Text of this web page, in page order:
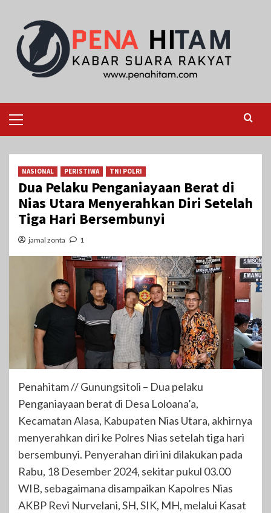
content
Menu
NASIONAL PERISTIWA TNI POLRI
Dua Pelaku Penganiayaan Berat di
Nias Utara Menyerahkan Diri Setelah
Tiga Hari Bersembunyi
jamal zonta 1
Penahitam // Gunungsitoli – Dua pelaku
Penganiayaan berat di Desa Loloana’a,
Kecamatan Alasa, Kabupaten Nias Utara, akhirnya
menyerahkan diri ke Polres Nias setelah tiga hari
bersembunyi. Penyerahan diri ini dilakukan pada
Rabu, 18 Desember 2024, sekitar pukul 03.00
WIB, sebagaimana disampaikan Kapolres Nias
AKBP Revi Nurvelani, SH, SIK, MH, melalui Kasat